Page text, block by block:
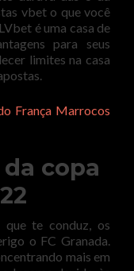
vbet o que você
é uma casa de
para seus
limites na casa
França Marrocos
copa
te conduz, os
o FC Granada.
mais em